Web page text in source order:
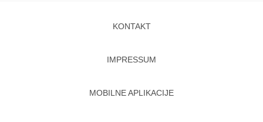
KONTAKT
IMPRESSUM
MOBILNE APLIKACIJE